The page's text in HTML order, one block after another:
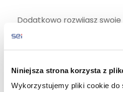
Niniejsza strona korzysta z
Wykorzystujemy pliki cookie do
Dodatkowo rozwijasz
gamingu, sztucznej
, gdzie poznajesz
wykorzystania.
A zajęcia zWF odbywają